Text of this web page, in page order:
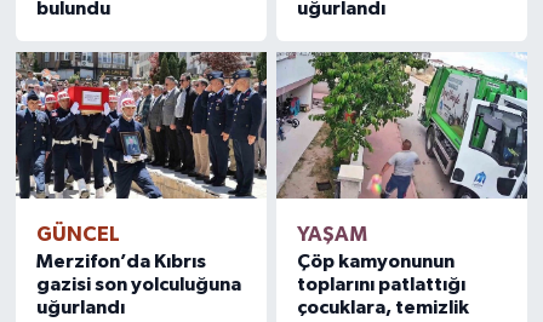
bulundu
uğurlandı
GÜNCEL
Merzifon’da Kıbrıs
gazisi son yolculuğuna
uğurlandı
YAŞAM
Çöp kamyonunun
toplarını patlattığı
çocuklara, temizlik